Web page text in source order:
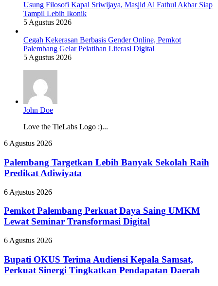
Usung Filosofi Kapal Sriwijaya, Masjid Al Fathul Akbar Siap
Tampil Lebih Ikonik
5 Agustus 2026
Cegah Kekerasan Berbasis Gender Online, Pemkot
Palembang Gelar Pelatihan Literasi Digital
5 Agustus 2026
John Doe
Love the TieLabs Logo :)...
Palembang
Lebih
Banyak
Sekolah
Predikat
6 Agustus 2026
Palembang Targetkan Lebih Banyak Sekolah Raih
Predikat Adiwiyata
Pemkot
Perkuat
Daya
Saing
Lewat
Transformasi
Digital
6 Agustus 2026
Pemkot Palembang Perkuat Daya Saing UMKM
Lewat Seminar Transformasi Digital
Bupati
Terima
Audiensi
Kepala
6 Agustus 2026
Bupati OKUS Terima Audiensi Kepala Samsat,
Perkuat Sinergi Tingkatkan Pendapatan Daerah